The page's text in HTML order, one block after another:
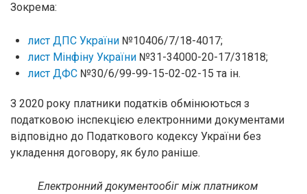
Зокрема:
лист ДПС України №10406/7/18-4017;
лист Мінфіну України №31-34000-20-17/31818;
лист ДФС №30/6/99-99-15-02-02-15 та ін.
З 2020 року платники податків обмінюються з
податковою інспекцією електронними документами
відповідно до Податкового кодексу України без
укладення договору, як було раніше.
Електронний документообіг між платником